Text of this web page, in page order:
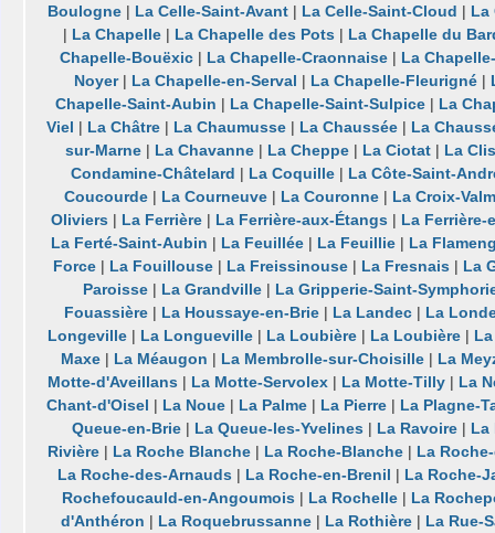
Boulogne | La Celle-Saint-Avant | La Celle-Saint-Cloud | La
| La Chapelle | La Chapelle des Pots | La Chapelle du
Chapelle-Bouëxic | La Chapelle-Craonnaise | La
Noyer| La Chapelle-en-Serval | La Chapelle-Fleurigné |
Chapelle-Saint-Aubin | La Chapelle-Saint-Sulpice | La
Viel | La Châtre | La Chaumusse | La Chaussée | La
sur-Marne | La Chavanne | La Cheppe | La Ciotat | La
Condamine-Châtelard | La Coquille| La Côte-Saint-
Coucourde| La Courneuve| La Couronne| La Croix-
Oliviers| La Ferrière| La Ferrière-aux-Étangs| La Ferrière-
La Ferté-Saint-Aubin | La Feuillée | La Feuillie | La
Force| La Fouillouse| La Freissinouse| La Fresnais| La
Paroisse | La Grandville | La Gripperie-Saint-
Fouassière | La Houssaye-en-Brie | La Landec | La
Longeville| La Longueville| La Loubière| La Loubière|
Maxe| La Méaugon | La Membrolle-sur-Choisille| La
Motte-d'Aveillans | La Motte-Servolex | La Motte-Tilly | La
Chant-d'Oisel | La Noue| La Palme| La Pierre| La Plagne-
Queue-en-Brie| La Queue-les-Yvelines| La Ravoire| La
Rivière| La Roche Blanche| La Roche-Blanche| La
La Roche-des-Arnauds | La Roche-en-Brenil | La Roche-
Rochefoucauld-en-Angoumois | La Rochelle | La
d'Anthéron | La Roquebrussanne | La Rothière | La Rue-